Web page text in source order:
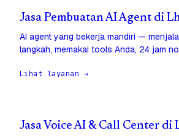
Jasa Pembuatan AI Agent di
AI agent yang bekerja mandiri —
langkah, memakai tools Anda, 24 jam
Lihat layanan →
Jasa Voice AI & Call Center di